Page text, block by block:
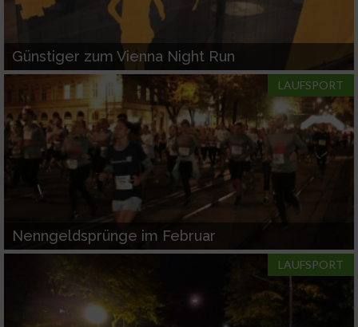
Günstiger zum Vienna Night Run
LAUFSPORT
Nenngeldsprünge im Februar
LAUFSPORT